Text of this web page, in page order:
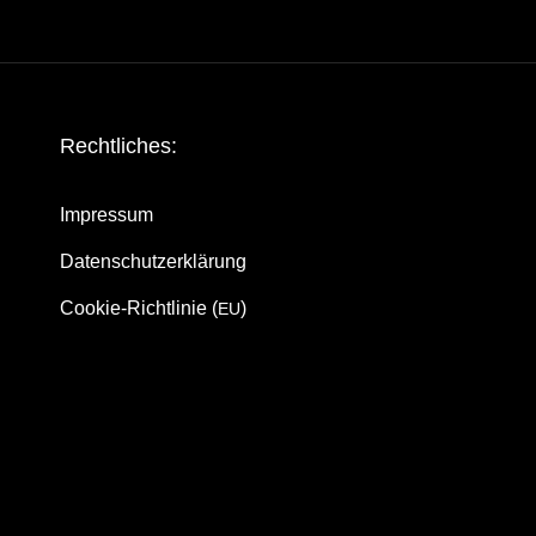
Recht­li­ches:
Impres­sum
Daten­schutz­er­klä­rung
Coo­kie-Rich­t­­li­­nie (EU)